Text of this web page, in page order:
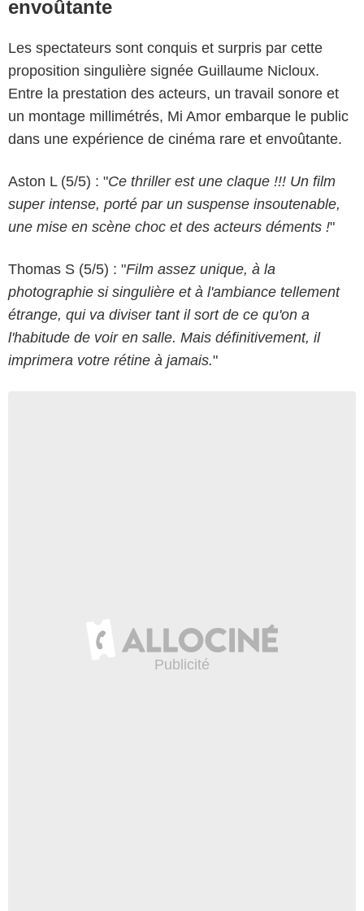
envoûtante
Les spectateurs sont conquis et surpris par cette
proposition singulière signée Guillaume Nicloux.
Entre la prestation des acteurs, un travail sonore et
un montage millimétrés, Mi Amor embarque le public
dans une expérience de cinéma rare et envoûtante.
Aston L (5/5) : "Ce thriller est une claque !!! Un film
super intense, porté par un suspense insoutenable,
une mise en scène choc et des acteurs déments !"
Thomas S (5/5) : "Film assez unique, à la
photographie si singulière et à l'ambiance tellement
étrange, qui va diviser tant il sort de ce qu'on a
l'habitude de voir en salle. Mais définitivement, il
imprimera votre rétine à jamais."